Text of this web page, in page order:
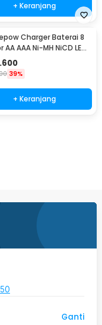
+ Keranjang
Charger Baterai 8
AA AAA Ni-MH NiCD LED
K18
39%
+ Keranjang
Ganti